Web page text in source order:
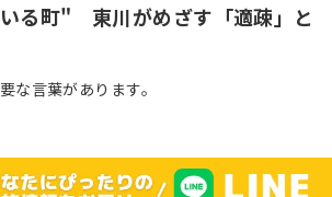
る町" 東川がめざす「適疎」と
な言葉があります。